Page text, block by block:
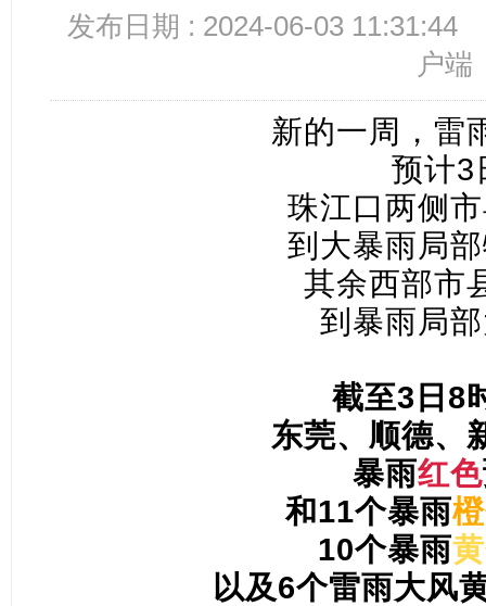
发布日期 : 2024-06-03 11:31:44
户端
新的一周，雷
预计3
珠江口两侧
到大暴雨局
其余西部市
到暴雨局
截至3日8
东莞、顺德、
暴雨红色
和11个暴雨
10个暴雨
以及6个雷雨大风